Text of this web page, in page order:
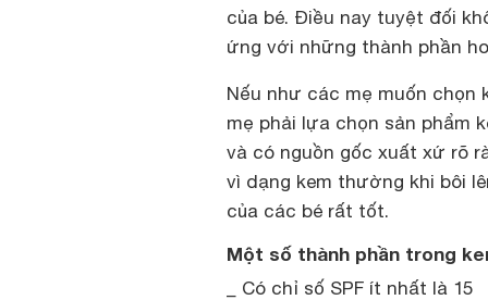
của bé. Điều nay tuyệt đối
ứng với những thành phần
Nếu như các mẹ muốn chọn
mẹ phải lựa chọn sản phẩm
và có nguồn gốc xuất xứ rõ
vì dạng kem thường khi bôi
của các bé rất tốt.
Một số thành phần trong
_ Có chỉ số SPF ít nhất là 15